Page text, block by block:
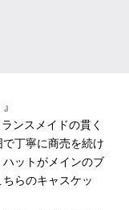
ンスメイドの貫く
丁寧に商売を続け
ットがメインのブ
らのキャスケッ